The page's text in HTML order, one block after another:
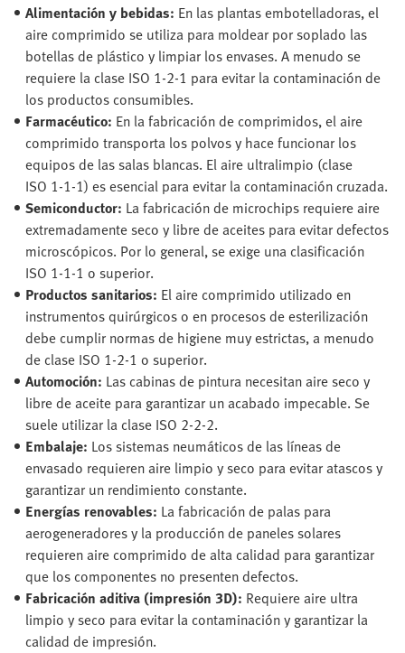
Alimentación y bebidas: En las plantas embotelladoras, el
aire comprimido se utiliza para moldear por soplado las
botellas de plástico y limpiar los envases. A menudo se
requiere la clase ISO 1-2-1 para evitar la contaminación de
los productos consumibles.
Farmacéutico: En la fabricación de comprimidos, el aire
comprimido transporta los polvos y hace funcionar los
equipos de las salas blancas. El aire ultralimpio (clase
ISO 1-1-1) es esencial para evitar la contaminación cruzada.
Semiconductor: La fabricación de microchips requiere aire
extremadamente seco y libre de aceites para evitar defectos
microscópicos. Por lo general, se exige una clasificación
ISO 1-1-1 o superior.
Productos sanitarios: El aire comprimido utilizado en
instrumentos quirúrgicos o en procesos de esterilización
debe cumplir normas de higiene muy estrictas, a menudo
de clase ISO 1-2-1 o superior.
Automoción: Las cabinas de pintura necesitan aire seco y
libre de aceite para garantizar un acabado impecable. Se
suele utilizar la clase ISO 2-2-2.
Embalaje: Los sistemas neumáticos de las líneas de
envasado requieren aire limpio y seco para evitar atascos y
garantizar un rendimiento constante.
Energías renovables: La fabricación de palas para
aerogeneradores y la producción de paneles solares
requieren aire comprimido de alta calidad para garantizar
que los componentes no presenten defectos.
Fabricación aditiva (impresión 3D): Requiere aire ultra
limpio y seco para evitar la contaminación y garantizar la
calidad de impresión.